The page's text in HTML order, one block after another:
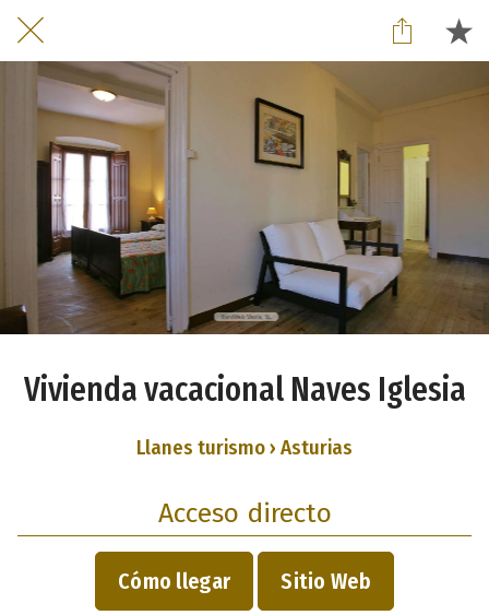
Vivienda vacacional Naves Iglesia
Llanes turismo › Asturias
Acceso directo
Cómo llegar Sitio Web